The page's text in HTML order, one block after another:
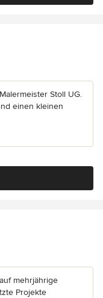
Stoll UG.
einen kleinen
mehrjährige
Projekte